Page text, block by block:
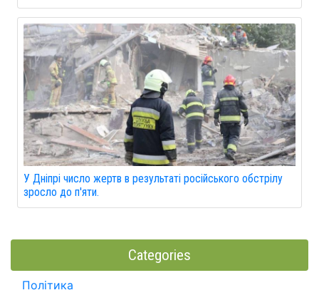
У Дніпрі число жертв в результаті російського обстрілу
зросло до п'яти.
Categories
Політика